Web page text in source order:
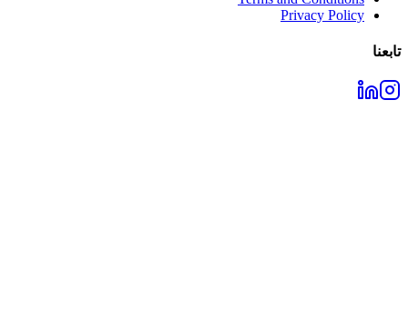
Privacy Policy
تابعنا